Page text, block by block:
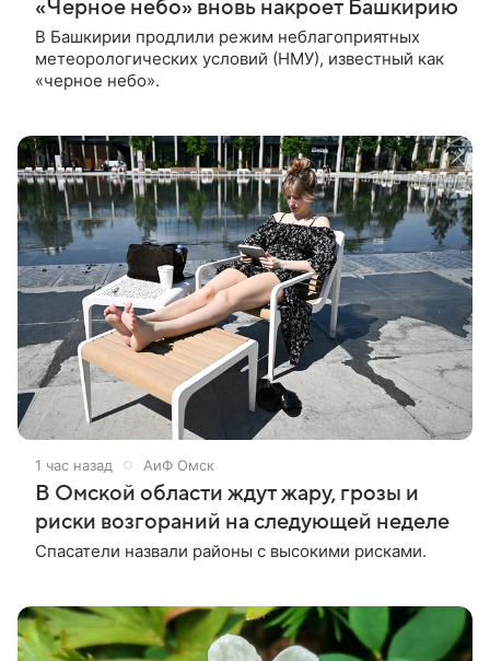
«Черное небо» вновь накроет Башкирию
В Башкирии продлили режим неблагоприятных
метеорологических условий (НМУ), известный как
«черное небо».
1 час назад АиФ Омск
В Омской области ждут жару, грозы и
риски возгораний на следующей неделе
Спасатели назвали районы с высокими рисками.